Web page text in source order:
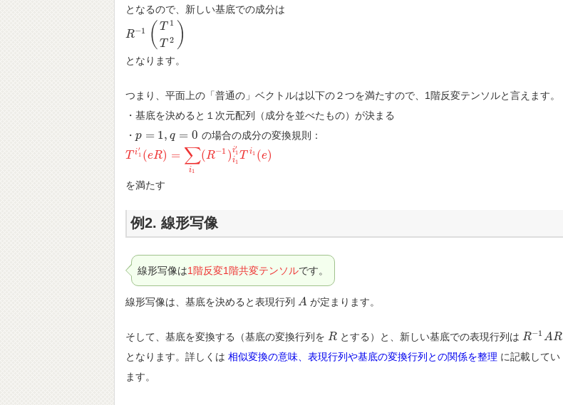
となるので、新しい基底での成分は
R−1 ( T 1
T 2 )
R−1( T 2)
となります。
つまり、平面上の「普通の」ベクトルは以下の２つを満たすので、1階反変テンソルと言えます。
・基底を決めると１次元配列（成分を並べたもの）が決まる
・ p = 1, q = 0
p=1, q= 0
の場合の成分の変換規則：
T i′
1 (eR) = ∑
i1
(R−1 )i′
1
i1 T i1 (e)
Ti1′(eR)= ∑i1 R− 1)i1 1′ T1(e)
を満たす
例2. 線形写像
線形写像は1階反変1階共変テンソルです。
線形写像は、基底を決めると表現行列 A
A が定まります。
そして、基底を変換する（基底の変換行列を R
R とする）と、新しい基底での表現行列はR−1 AR
R−1AR
となります。詳しくは 相似変換の意味、表現行列や基底の変換行列との関係を整理 に記載してい
ます。